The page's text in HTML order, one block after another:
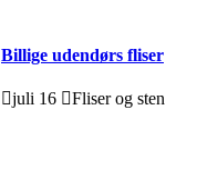
Billige udendørs fliser
juli 16 Fliser og sten